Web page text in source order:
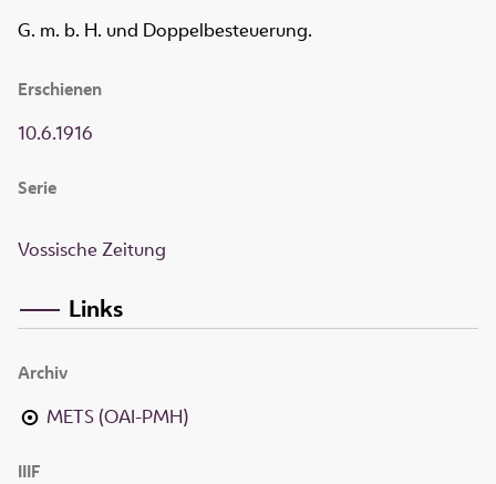
G. m. b. H. und Doppelbesteuerung.
Erschienen
10.6.1916
Serie
Vossische Zeitung
Links
Archiv
METS (OAI-PMH)
IIIF